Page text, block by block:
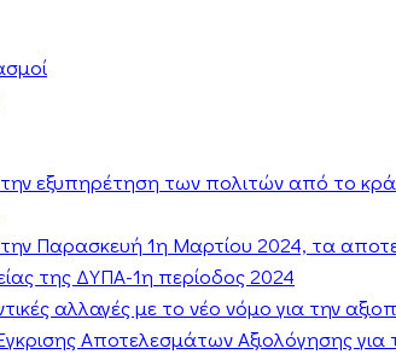
εξυπηρέτηση των πολιτών από το
Παρασκευή 1η Μαρτίου 2024, τα
της ΔΥΠΑ-1η περίοδος 2024
αλλαγές με το νέο νόμο για την
Αποτελεσμάτων Αξιολόγησης